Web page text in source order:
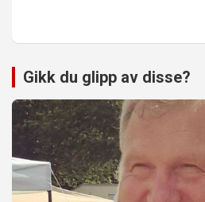
Gikk du glipp av disse?